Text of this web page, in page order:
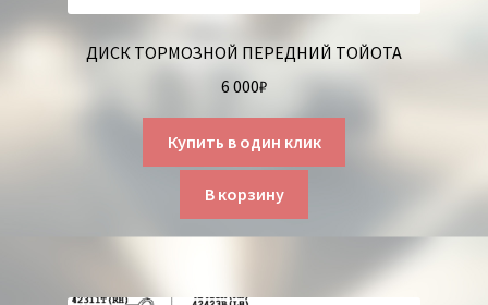
ДИСК ТОРМОЗНОЙ ПЕРЕДНИЙ ТОЙОТА
6 000₽
Купить в один клик
В корзину